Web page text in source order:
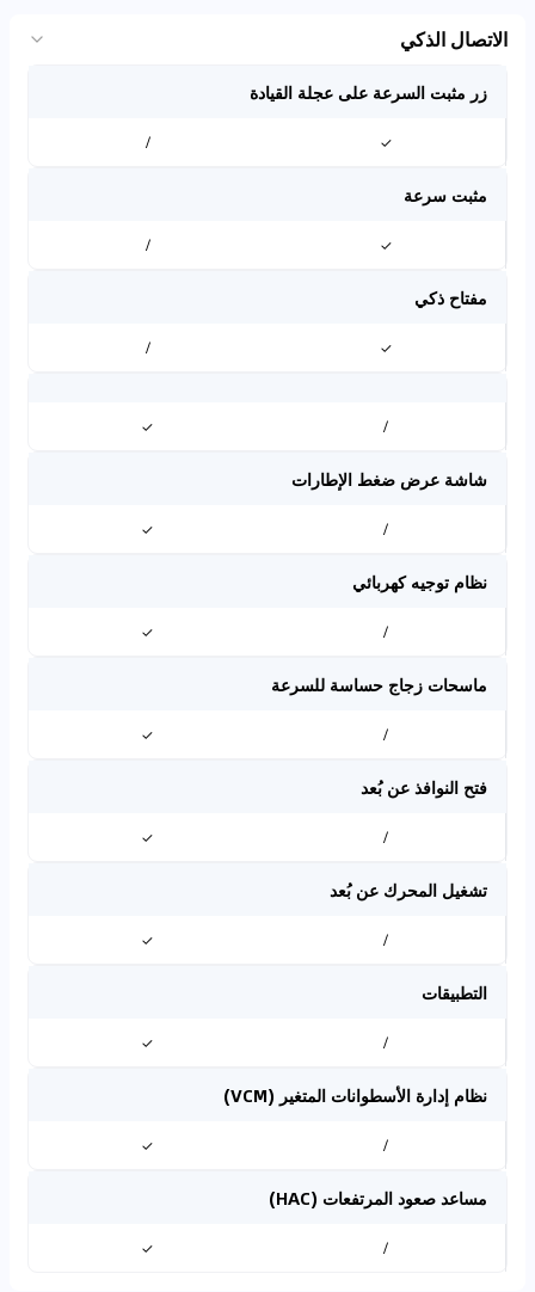
الاتصال الذكي
زر مثبت السرعة على عجلة القيادة
✓
/
مثبت سرعة
✓
/
مفتاح ذكي
✓
/
/
✓
شاشة عرض ضغط الإطارات
/
✓
نظام توجيه كهربائي
/
✓
ماسحات زجاج حساسة للسرعة
/
✓
فتح النوافذ عن بُعد
/
✓
تشغيل المحرك عن بُعد
/
✓
التطبيقات
/
✓
نظام إدارة الأسطوانات المتغير (VCM)
/
✓
مساعد صعود المرتفعات (HAC)
/
✓